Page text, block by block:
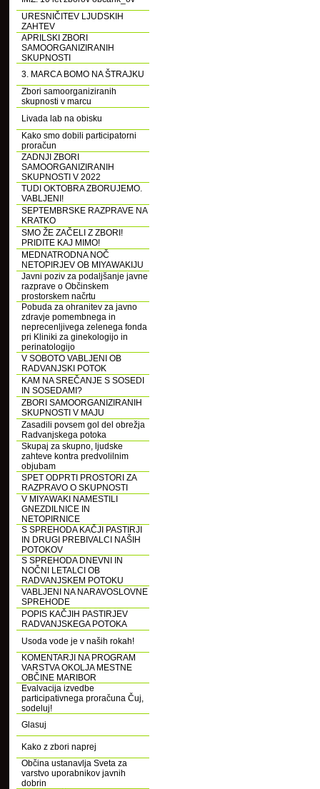
URESNIČITEV LJUDSKIH
ZAHTEV
APRILSKI ZBORI
SAMOORGANIZIRANIH
SKUPNOSTI
3. MARCA BOMO NA ŠTRAJKU
Zbori samoorganiziranih
skupnosti v marcu
Livada lab na obisku
Kako smo dobili participatorni
proračun
ZADNJI ZBORI
SAMOORGANIZIRANIH
SKUPNOSTI V 2022
TUDI OKTOBRA ZBORUJEMO.
VABLJENI!
SEPTEMBRSKE RAZPRAVE NA
KRATKO
SMO ŽE ZAČELI Z ZBORI!
PRIDITE KAJ MIMO!
MEDNATRODNA NOČ
NETOPIRJEV OB MIYAWAKIJU
Javni poziv za podaljšanje javne
razprave o Občinskem
prostorskem načrtu
Pobuda za ohranitev za javno
zdravje pomembnega in
neprecenljivega zelenega fonda
pri Kliniki za ginekologijo in
perinatologijo
V SOBOTO VABLJENI OB
RADVANJSKI POTOK
KAM NA SREČANJE S SOSEDI
IN SOSEDAMI?
ZBORI SAMOORGANIZIRANIH
SKUPNOSTI V MAJU
Zasadili povsem gol del obrežja
Radvanjskega potoka
Skupaj za skupno, ljudske
zahteve kontra predvolilnim
objubam
SPET ODPRTI PROSTORI ZA
RAZPRAVO O SKUPNOSTI
V MIYAWAKI NAMESTILI
GNEZDILNICE IN
NETOPIRNICE
S SPREHODA KAČJI PASTIRJI
IN DRUGI PREBIVALCI NAŠIH
POTOKOV
S SPREHODA DNEVNI IN
NOČNI LETALCI OB
RADVANJSKEM POTOKU
VABLJENI NA NARAVOSLOVNE
SPREHODE
POPIS KAČJIH PASTIRJEV
RADVANJSKEGA POTOKA
Usoda vode je v naših rokah!
KOMENTARJI NA PROGRAM
VARSTVA OKOLJA MESTNE
OBČINE MARIBOR
Evalvacija izvedbe
participativnega proračuna Čuj,
sodeluj!
Glasuj
Kako z zbori naprej
Občina ustanavlja Sveta za
varstvo uporabnikov javnih
dobrin